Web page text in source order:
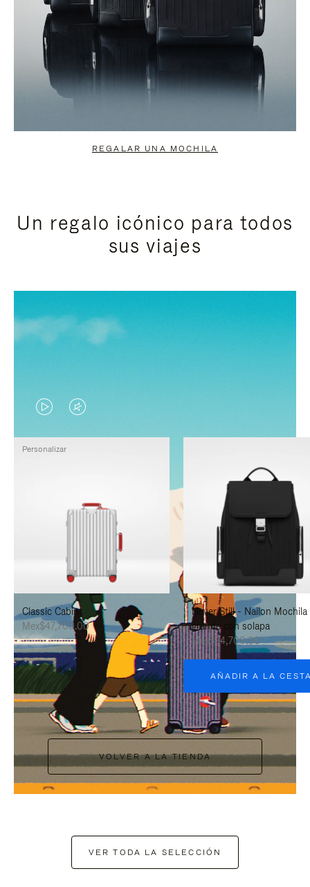
REGALAR UNA MOCHILA
Un regalo icónico para todos
sus viajes
EL
VÍDEO
PAUSADO,
PARA
PAUSARLO.
EL
SONIDO
ESTÁ
DESACTIVADO:
PULSE
PARA
ACTIVARLO.
Classic Cabin
Mex$47,700.00
Personalizar
Never Still - Nailon Mochila
grande con solapa
Mex$34,700.00
AÑADIR A LA
VOLVER A LA TIENDA
VER TODA LA SELECCIÓN